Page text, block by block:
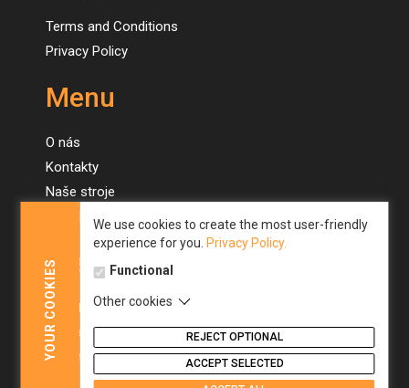
YOUR
COOKIES
We use cookies to create the most user-friendly
experience for you. Privacy Policy.
Functional
Other cookies
REJECT OPTIONAL
ACCEPT SELECTED
Terms and Conditions
Privacy Policy
Menu
O nás
Kontakty
Naše stroje
Menu
About us
Contacts
Our machines